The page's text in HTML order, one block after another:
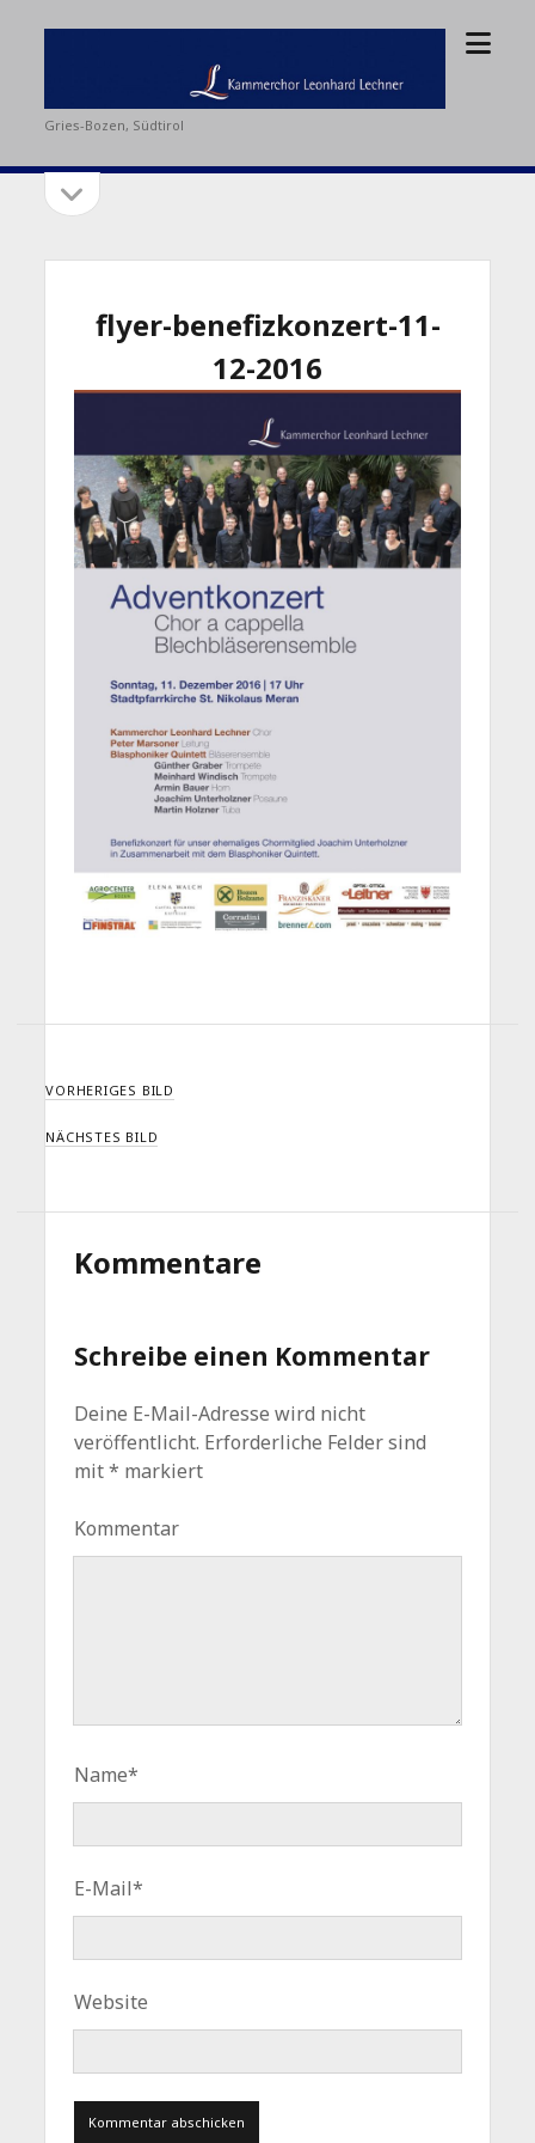
Gries-Bozen, Südtirol
Menü
Seitenleiste
öffnen
flyer-benefizkonzert-11-
12-2016
VORHERIGES BILD
NÄCHSTES BILD
Kommentare
Schreibe einen Kommentar
Deine E-Mail-Adresse wird nicht
veröffentlicht. Erforderliche Felder sind
mit* markiert
Kommentar
Name*
E-Mail*
Website